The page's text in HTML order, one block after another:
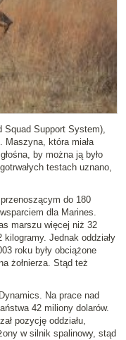
Squad Support System),
. Maszyna, która miała
by można ją było
testach uznano,
do 180
dla Marines.
marszu więcej niż 32
Jednak oddziały
roku były obciążone
żołnierza. Stąd też
Na prace nad
42 miliony dolarów.
pozycję oddziału,
w silnik spalinowy, stąd